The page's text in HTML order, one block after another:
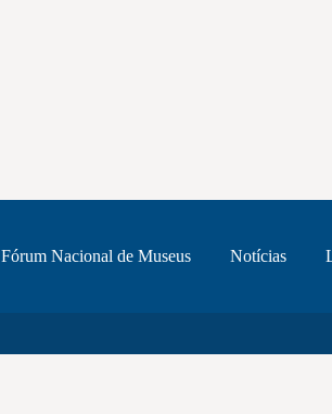
Fórum Nacional de Museus Notícias